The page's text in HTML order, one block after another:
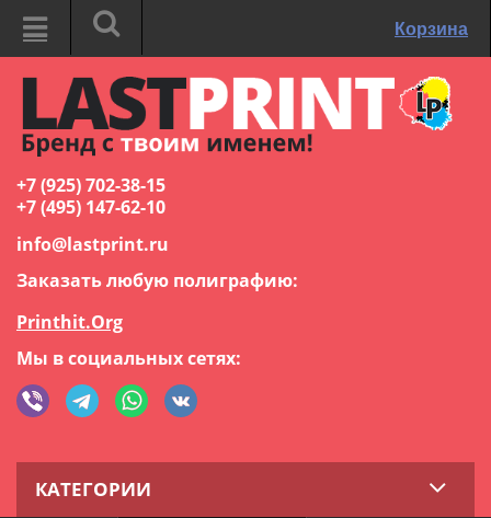
Корзина
+7 (925) 702-38-15
+7 (495) 147-62-10
info@lastprint.ru
Заказать любую полиграфию:
Printhit.Org
Мы в социальных сетях:
КАТЕГОРИИ